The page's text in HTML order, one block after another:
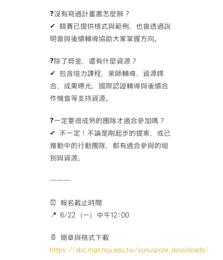
❓沒有寫過計畫書怎麼辦？
✔ 競賽已提供格式與範例，也會透過說
明會與後續輔導協助大家掌握方向。
❓除了獎金，還有什麼資源？
✔ 包含培力課程、業師輔導、資源媒
合、成果曝光、國際認證輔導與後續合
作機會等支持資源。
❓一定要很成熟的團隊才適合參加嗎？
✔ 不一定！不論是剛起步的提案，或已
推動中的行動團隊，都有適合參與的組
別與資源。
———
⏰ 報名截止時間
📍 6/22（一）中午12:00
📄 簡章與格式下載
https://sbc.mgt.ncu.edu.tw/yunusprize_downloads/